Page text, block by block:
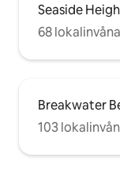
Seaside
68
Breakwater
103